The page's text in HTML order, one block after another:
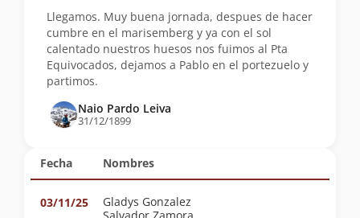
Fecha Nombres
03/11/25
Gladys Gonzalez
Llegamos. Muy buena jornada, despues de hacer
cumbre en el marisemberg y ya con el sol
calentado nuestros huesos nos fuimos al Pta
Equivocados, dejamos a Pablo en el portezuelo y
partimos.
Naio Pardo Leiva
31/12/1899